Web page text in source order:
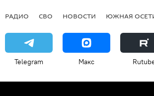
РАДИО СВО НОВОСТИ ЮЖНАЯ
Telegram Макс